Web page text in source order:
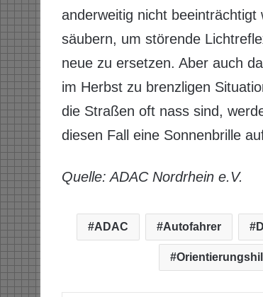
anderweitig nicht
säubern, um störende
neue zu ersetzen. Aber auch
im Herbst zu brenzligen
die Straßen oft nass sind,
diesen Fall eine Sonnenbrille
Quelle: ADAC Nordrhein e.V.
ADAC Autofahrer